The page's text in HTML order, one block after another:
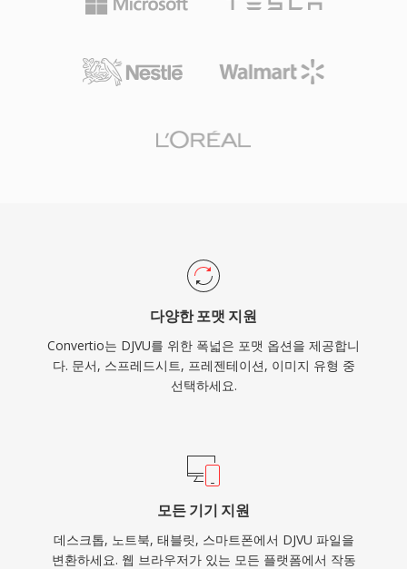
다양한 포맷 지원
Convertio는 DJVU를 위한 폭넓은 포맷 옵션을 제공합니
다. 문서, 스프레드시트, 프레젠테이션, 이미지 유형 중
선택하세요.
모든 기기 지원
데스크톱, 노트북, 태블릿, 스마트폰에서 DJVU 파일을
변환하세요. 웹 브라우저가 있는 모든 플랫폼에서 작동